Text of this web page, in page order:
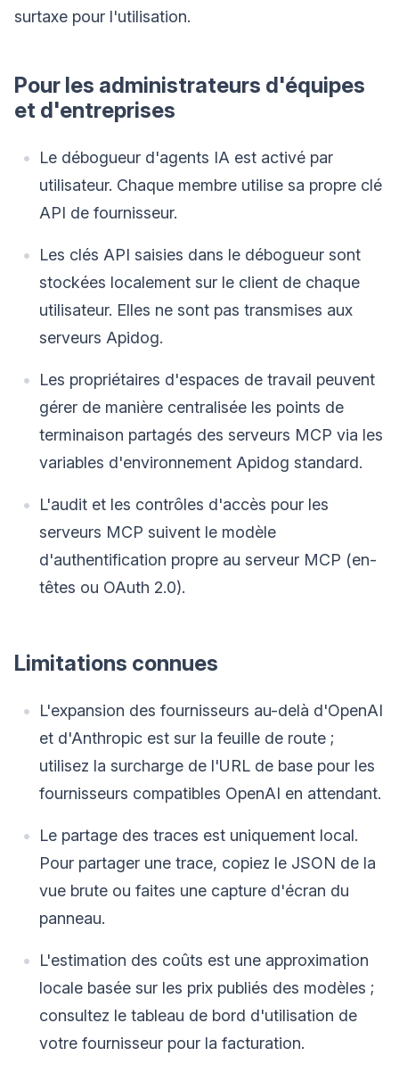
surtaxe pour l'utilisation.
Pour les administrateurs d'équipes
et d'entreprises
Le débogueur d'agents IA est activé par
utilisateur. Chaque membre utilise sa propre clé
API de fournisseur.
Les clés API saisies dans le débogueur sont
stockées localement sur le client de chaque
utilisateur. Elles ne sont pas transmises aux
serveurs Apidog.
Les propriétaires d'espaces de travail peuvent
gérer de manière centralisée les points de
terminaison partagés des serveurs MCP via les
variables d'environnement Apidog standard.
L'audit et les contrôles d'accès pour les
serveurs MCP suivent le modèle
d'authentification propre au serveur MCP (en-
têtes ou OAuth 2.0).
Limitations connues
L'expansion des fournisseurs au-delà d'OpenAI
et d'Anthropic est sur la feuille de route ;
utilisez la surcharge de l'URL de base pour les
fournisseurs compatibles OpenAI en attendant.
Le partage des traces est uniquement local.
Pour partager une trace, copiez le JSON de la
vue brute ou faites une capture d'écran du
panneau.
L'estimation des coûts est une approximation
locale basée sur les prix publiés des modèles ;
consultez le tableau de bord d'utilisation de
votre fournisseur pour la facturation.